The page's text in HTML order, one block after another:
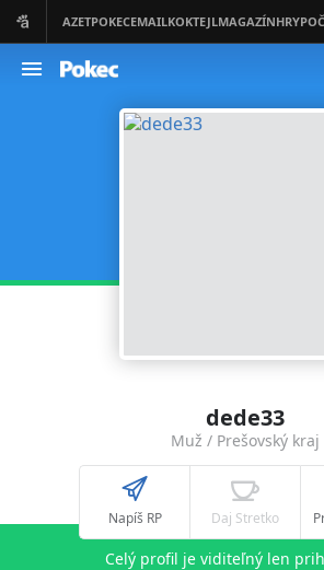
dede33
Muž / Prešovský kraj
Napíš RP Daj Stretko
Celý profil je viditeľný len